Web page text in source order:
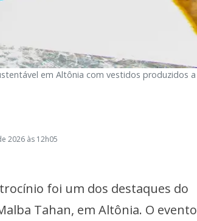
em Altônia com vestidos produzidos a
2026 às 12h05
foi um dos destaques do
Tahan, em Altônia. O evento